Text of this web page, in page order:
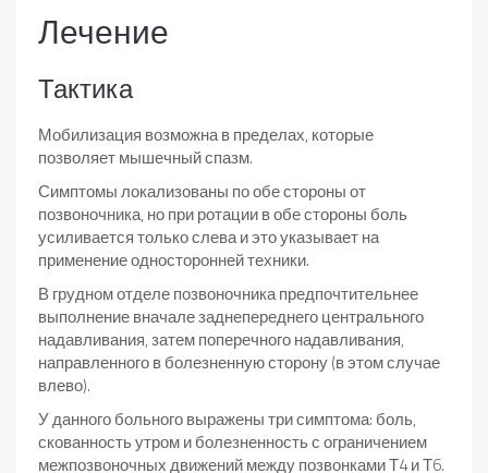
Лечение
Тактика
Мобилизация возможна в пределах, которые
позволяет мышечный спазм.
Симптомы локализованы по обе стороны от
позвоночника, но при ротации в обе стороны боль
усиливается только слева и это указывает на
применение односторонней техники.
В грудном отделе позвоночника предпочтительнее
выполнение вначале заднепереднего центрального
надавливания, затем поперечного надавливания,
направленного в болезненную сторону (в этом случае
влево).
У данного больного выражены три симптома: боль,
скованность утром и болезненность с ограничением
межпозвоночных движений между позвонками Т4 и Т6.